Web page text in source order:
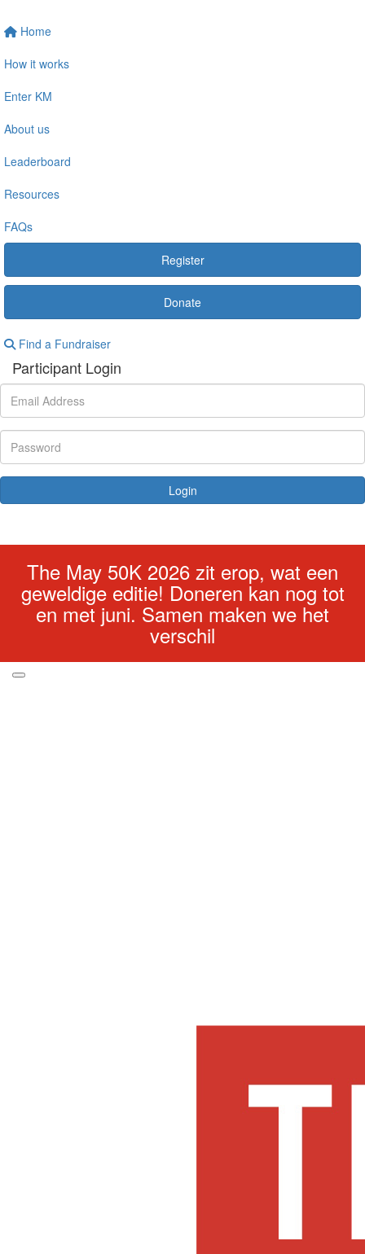
Home
How it works
Enter KM
About us
Leaderboard
Resources
FAQs
Register
Donate
Find a Fundraiser
Participant Login
Login
The May 50K 2026 zit erop, wat een
geweldige editie! Doneren kan nog tot
en met juni. Samen maken we het
verschil